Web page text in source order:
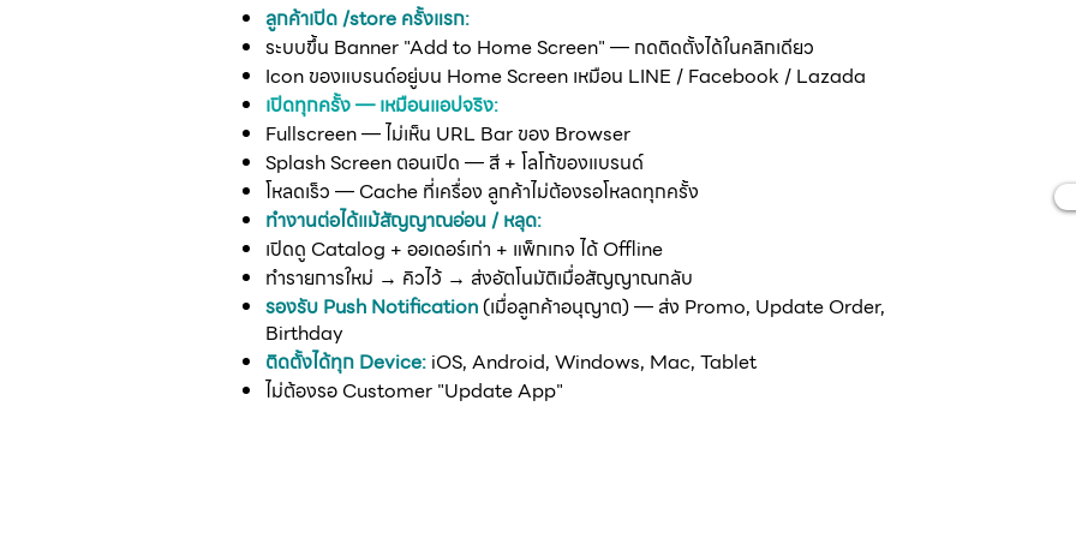
ลูกค้าเปิด /store ครั้งแรก:
ระบบขึ้น Banner "Add to Home Screen" — กดติดตั้งได้ในคลิกเดียว
Icon ของแบรนด์อยู่บน Home Screen เหมือน LINE / Facebook / Lazada
เปิดทุกครั้ง — เหมือนแอปจริง:
Fullscreen — ไม่เห็น URL Bar ของ Browser
Splash Screen ตอนเปิด — สี + โลโก้ของแบรนด์
โหลดเร็ว — Cache ที่เครื่อง ลูกค้าไม่ต้องรอโหลดทุกครั้ง
ทำงานต่อได้แม้สัญญาณอ่อน / หลุด:
เปิดดู Catalog + ออเดอร์เก่า + แพ็กเกจ ได้ Offline
ทำรายการใหม่ → คิวไว้ → ส่งอัตโนมัติเมื่อสัญญาณกลับ
รองรับ Push Notification(เมื่อลูกค้าอนุญาต) — ส่ง Promo, Update Order,
Birthday
ติดตั้งได้ทุก Device: iOS, Android, Windows, Mac, Tablet
ไม่ต้องรอ Customer "Update App"